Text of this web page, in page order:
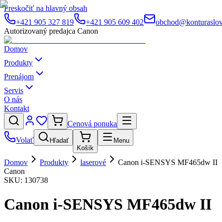
Preskočiť na hlavný obsah
+421 905 327 819
+421 905 609 402
Autorizovaný predajca Canon
Domov
Produkty
Prenájom
Servis
O nás
Kontakt
Cenová ponuka
Volať
Hľadať
Košík
Menu
Domov Produkty laserové
Canon i-SENSYS MF465dw II
Canon
SKU: 130738
Canon i-SENSYS MF465dw II